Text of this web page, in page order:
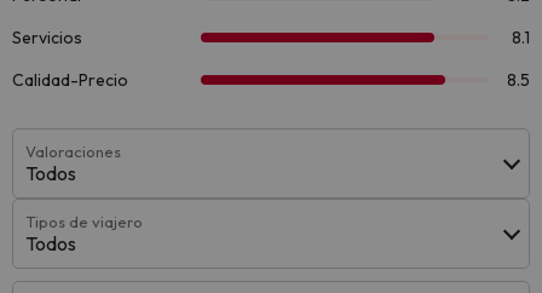
Valoraciones
Todos
Tipos de viajero
Todos